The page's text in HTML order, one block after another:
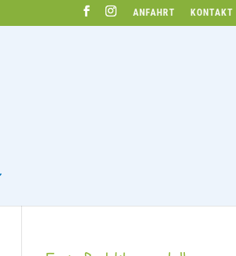
ANFAHRT KONTAKT